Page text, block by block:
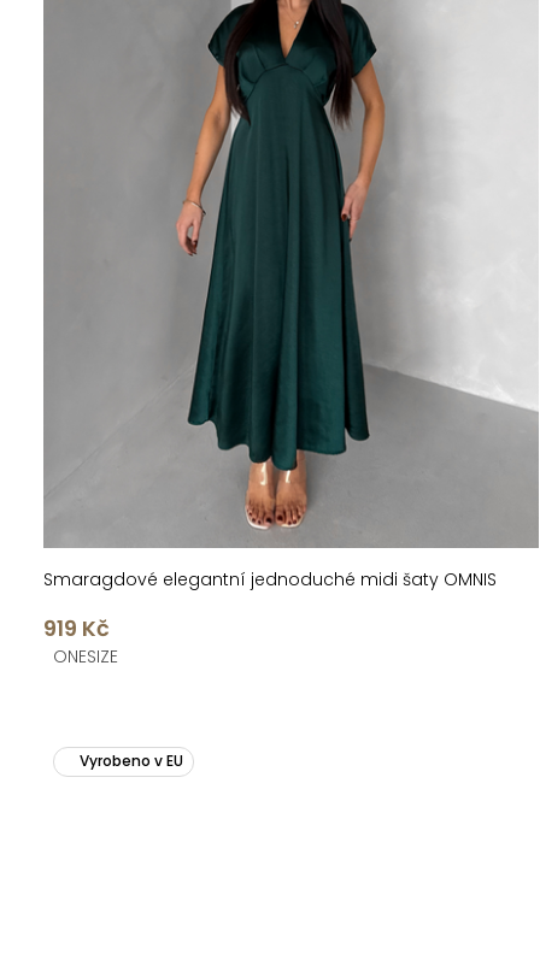
Smaragdové elegantní jednoduché midi šaty OMNIS
919 Kč
ONESIZE
Vyrobeno v EU